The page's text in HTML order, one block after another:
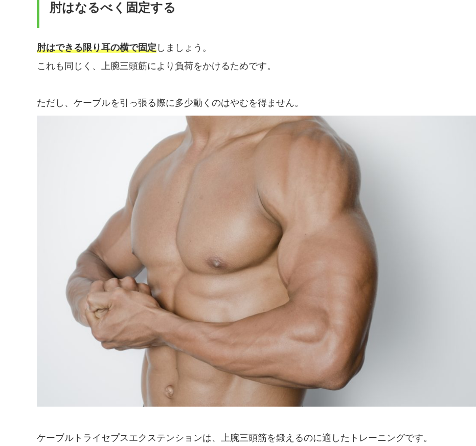
肘はなるべく固定する
肘はできる限り耳の横で固定 しましょう。
これも同じく、上腕三頭筋により負荷をかけるためです。
ただし、ケーブルを引っ張る際に多少動くのはやむを得ません。
ケーブルトライセプスエクステンションは、上腕三頭筋を鍛えるのに適したトレーニングです。